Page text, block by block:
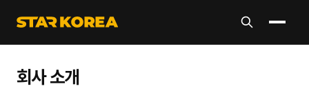
회사 소개